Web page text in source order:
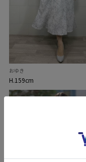
おゆき
H.159cm